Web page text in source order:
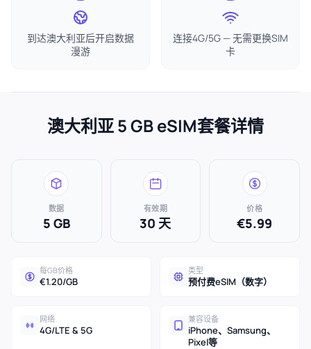
到达澳大利亚后开启数据
漫游
连接4G/5G — 无需更换SIM
卡
澳大利亚 5 GB eSIM套餐详情
数据
5 GB
有效期
30 天
价格
€5.99
每GB价格
€1.20/GB
类型
预付费eSIM（数字）
网络
4G/LTE & 5G
兼容设备
iPhone、Samsung、
Pixel等